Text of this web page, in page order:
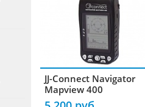
JJ-Connect Navigator
Mapview 400